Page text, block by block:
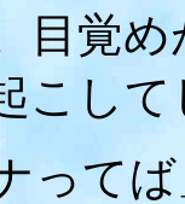
目覚
こし
って